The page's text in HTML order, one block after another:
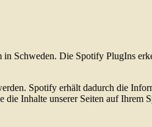
Schweden. Die Spotify PlugIns
Spotify erhält dadurch die
die Inhalte unserer Seiten auf Ihrem